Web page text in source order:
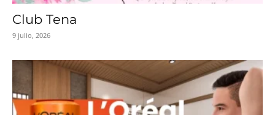
Club Tena
9 julio, 2026